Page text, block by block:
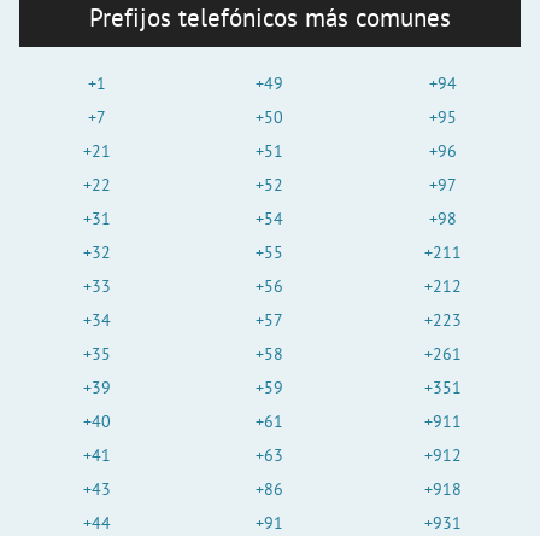
Prefijos telefónicos más comunes
+1
+7
+21
+22
+31
+32
+33
+34
+35
+39
+40
+41
+43
+44
+49
+50
+51
+52
+54
+55
+56
+57
+58
+59
+61
+63
+86
+91
+94
+95
+96
+97
+98
+211
+212
+223
+261
+351
+911
+912
+918
+931